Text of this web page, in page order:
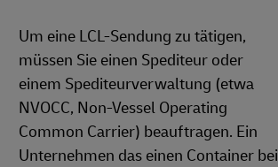
Um eine LCL-Sendung zu tätigen,
müssen Sie einen Spediteur oder
einem Spediteurverwaltung (etwa
NVOCC, Non-Vessel Operating
Common Carrier) beauftragen. Ein
Unternehmen das einen Container bei